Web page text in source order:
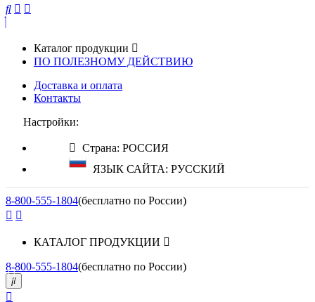
Каталог продукции
ПО ПОЛЕЗНОМУ ДЕЙСТВИЮ
Доставка и оплата
Контакты
Настройки:
Страна: РОССИЯ
ЯЗЫК САЙТА: РУССКИЙ
8-800-555-1804(бесплатно по России)
КАТАЛОГ ПРОДУКЦИИ
8-800-555-1804(бесплатно по России)